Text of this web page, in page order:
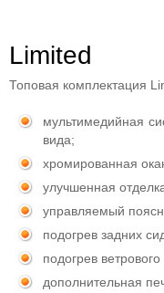
Limited
Топовая комплектация
мультимедийная
вида;
хромированная
улучшенная
управляемый
подогрев задних
подогрев ветрового
дополнительная